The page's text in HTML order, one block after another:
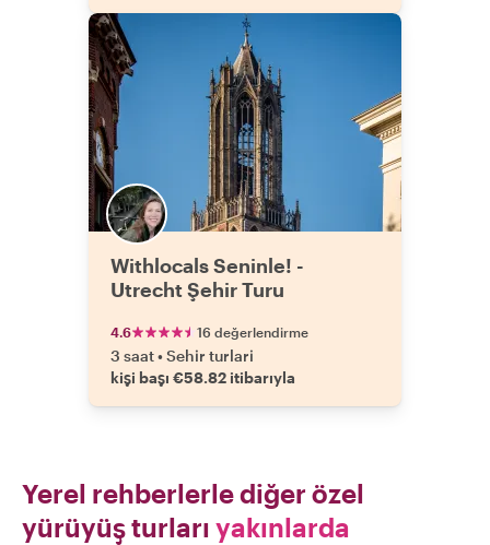
Withlocals Seninle! -
Utrecht Şehir Turu
4.6 16 değerlendirme
3 saat•Sehir turlari
kişi başı €58.82 itibarıyla
Yerel rehberlerle diğer özel
yürüyüş turları yakınlarda